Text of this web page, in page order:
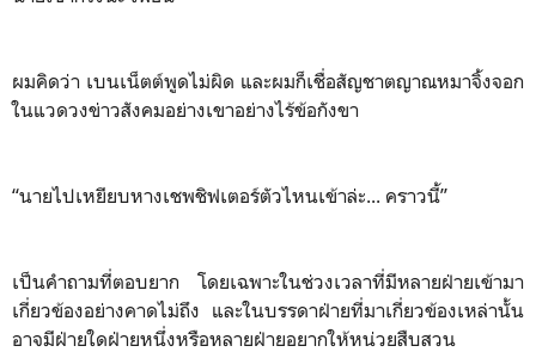
ผมคิดว่า เบนเน็ตต์พูดไม่ผิด และผมก็เชื่อสัญชาตญาณหมาจิ้งจอก
ในแวดวงข่าวสังคมอย่างเขาอย่างไร้ข้อกังขา
“นายไปเหยียบหางเชพชิฟเตอร์ตัวไหนเข้าล่ะ... คราวนี้”
เป็นคำถามที่ตอบยาก โดยเฉพาะในช่วงเวลาที่มีหลายฝ่ายเข้ามา
เกี่ยวข้องอย่างคาดไม่ถึง และในบรรดาฝ่ายที่มาเกี่ยวข้องเหล่านั้น
อาจมีฝ่ายใดฝ่ายหนึ่งหรือหลายฝ่ายอยากให้หน่วยสืบสวน